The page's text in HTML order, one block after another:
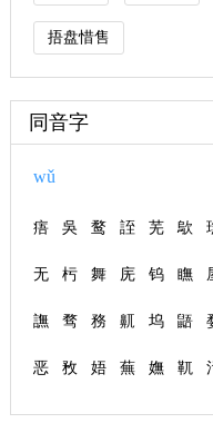
捂盘惜售
同音字
wǔ
痦 吳 鹜 誈 芜 歍
无 杇 舞 庑 钨 瞴
譕 骛 務 鼿 坞 鼯
恶 敄 娪 蕪 嫵 靰